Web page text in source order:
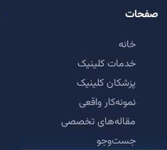
صفحات
خانه
خدمات کلینیک
پزشکان کلینیک
نمونه‌کار واقعی
مقاله‌های تخصصی
جست‌وجو